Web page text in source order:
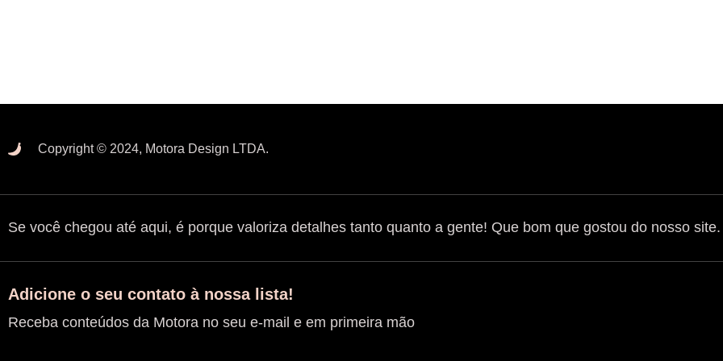
Copyright © 2024, Motora Design LTDA.
Se você chegou até aqui, é porque valoriza detalhes tanto quanto a gente! Que bom que gostou do nosso
Adicione o seu contato à nossa lista!
Receba conteúdos da Motora no seu e-mail e em primeira mão